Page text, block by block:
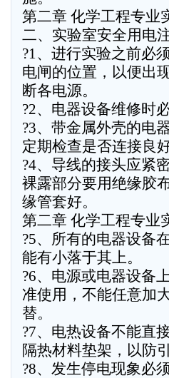
第二章 化学工程专业
二、实验室安全用电
?1、进行实验之前必
电闸的位置，以便出
断各电源。
?2、电器设备维修时
?3、带金属外壳的电
定期检查是否连接良好
?4、导线的接头应紧
裸露部分要用绝缘胶
缘管套好。
第二章 化学工程专业
?5、所有的电器设备
能有小落于其上。
?6、电源或电器设备
准使用，不能任意加
替。
?7、电热设备不能直
隔热材料垫架，以防
?8、发生停电现象必